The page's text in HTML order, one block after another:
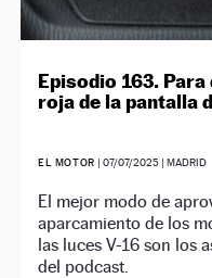
Episodio 163.
roja de la pantalla
EL MOTOR | 07/07/2025| MADRID
El mejor modo de
aparcamiento de los
las luces V-16 son los
del podcast.